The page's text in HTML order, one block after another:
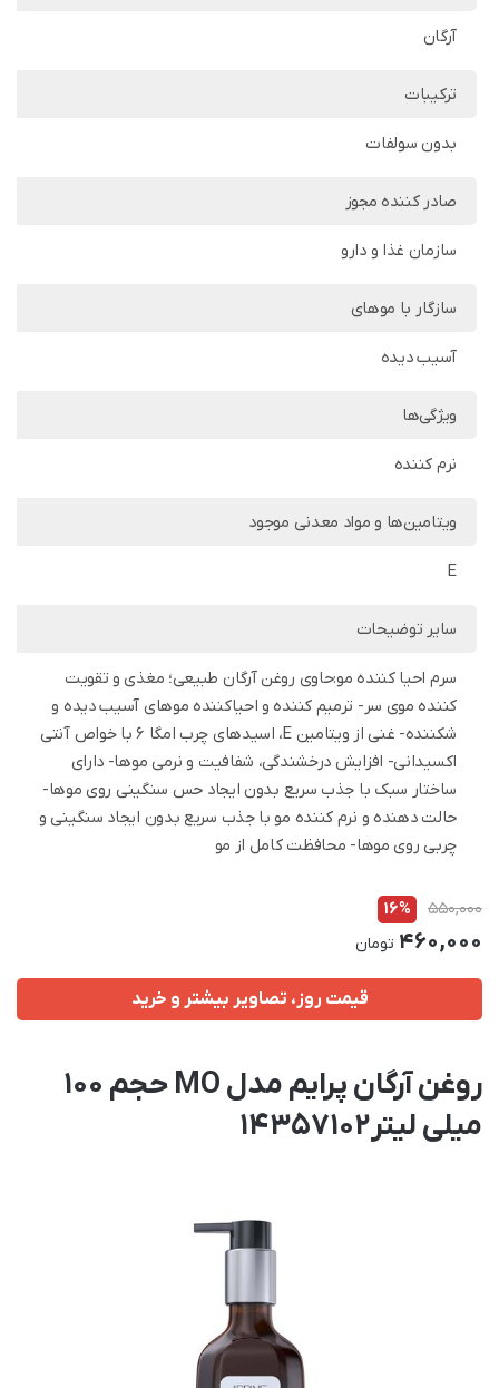
آرگان
ترکیبات
بدون سولفات
صادر کننده مجوز
سازمان غذا و دارو
سازگار با موهای
آسیب دیده
ویژگی‌ها
نرم کننده
ویتامین‌ها و مواد معدنی موجود
E
سایر توضیحات
سرم احیا کننده مو:حاوی روغن آرگان طبیعی؛ مغذی و تقویت
کننده موی سر- ​ترمیم کننده و احیاکننده موهای آسیب دیده و
شکننده- غنی از ویتامین E، اسیدهای چرب امگا 6 با خواص آنتی
اکسیدانی- افزایش درخشندگی، شفافیت و نرمی موها- دارای
ساختار سبک با جذب سریع بدون ایجاد حس سنگینی روی موها-
حالت دهنده و نرم کننده مو با جذب سریع بدون ایجاد سنگینی و
چربی روی موها- محافظت کامل از مو
550,000
16%
460,000 تومان
قیمت روز، تصاویر بیشتر و خرید
روغن آرگان پرایم مدل MO حجم 100
میلی لیتر14357102